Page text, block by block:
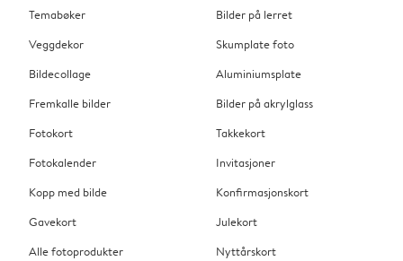
Temabøker
Veggdekor
Bildecollage
Fremkalle bilder
Fotokort
Fotokalender
Kopp med bilde
Gavekort
Alle fotoprodukter
Bilder på lerret
Skumplate foto
Aluminiumsplate
Bilder på akrylglass
Takkekort
Invitasjoner
Konfirmasjonskort
Julekort
Nyttårskort